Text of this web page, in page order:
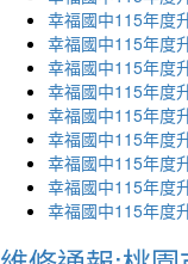
幸福國中115年度
幸福國中115年度
幸福國中115年度
幸福國中115年度
幸福國中115年度
幸福國中115年度
幸福國中115年度
幸福國中115年度
幸福國中115年度